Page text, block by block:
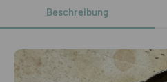
Beschreibung